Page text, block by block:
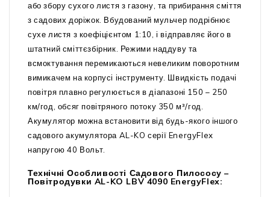
або збору сухого листя з газону, та прибирання сміття
з садових доріжок. Вбудований мульчер подрібнює
сухе листя з коефіцієнтом 1:10, і відправляє його в
штатний сміттєзбірник. Режими наддуву та
всмоктування перемикаються невеликим поворотним
вимикачем на корпусі інструменту. Швидкість подачі
повітря плавно регулюється в діапазоні 150 – 250
км/год, обсяг повітряного потоку 350 м³/год.
Акумулятор можна встановити від будь-якого іншого
садового акумулятора AL-KO серії EnergyFlex
напругою 40 Вольт.
Технічні Особливості Садового Пилососу –
Повітродувки AL-KO LBV 4090 EnergyFlex: